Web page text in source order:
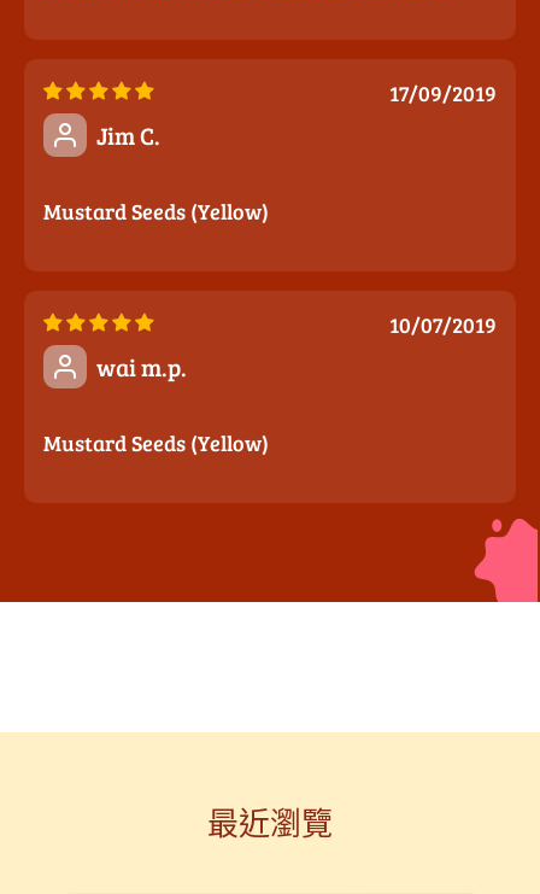
17/09/2019
Jim C.
Mustard Seeds (Yellow)
10/07/2019
wai m.p.
Mustard Seeds (Yellow)
最近瀏覽